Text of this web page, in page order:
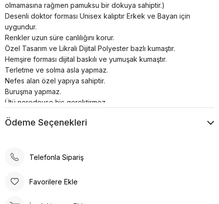
olmamasına rağmen pamuksu bir dokuya sahiptir.)
Desenli doktor forması Unisex kalıptır Erkek ve Bayan için
uygundur.
Renkler uzun süre canlılığını korur.
Özel Tasarım ve Likralı Dijital Polyester bazlı kumaştır.
Hemşire forması dijital baskılı ve yumuşak kumaştır.
Terletme ve solma asla yapmaz.
Nefes alan özel yapıya sahiptir.
Buruşma yapmaz.
Ütü neredeyse hiç gerektirmez.
Ödeme Seçenekleri
Telefonla Sipariş
Favorilere Ekle